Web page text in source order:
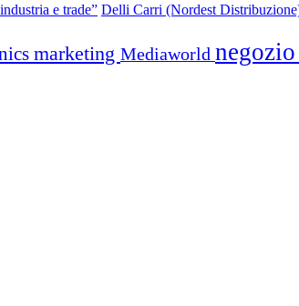
e trade” Delli Carri (Nordest
marketing Mediaworld negozio